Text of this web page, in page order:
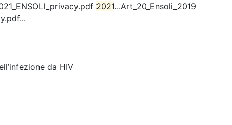
2021...Art_20_Ensoli_2019
da HIV